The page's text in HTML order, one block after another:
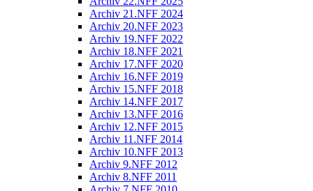
Archiv 21.NFF 2024
Archiv 20.NFF 2023
Archiv 19.NFF 2022
Archiv 18.NFF 2021
Archiv 17.NFF 2020
Archiv 16.NFF 2019
Archiv 15.NFF 2018
Archiv 14.NFF 2017
Archiv 13.NFF 2016
Archiv 12.NFF 2015
Archiv 11.NFF 2014
Archiv 10.NFF 2013
Archiv 9.NFF 2012
Archiv 8.NFF 2011